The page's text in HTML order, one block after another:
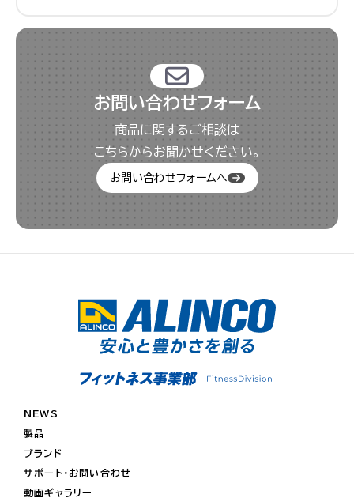
お問い合わせフォーム
商品に関するご相談は
こちらからお聞かせください。
お問い合わせフォームへ
NEWS
製品
ブランド
サポート・お問い合わせ
動画ギャラリー